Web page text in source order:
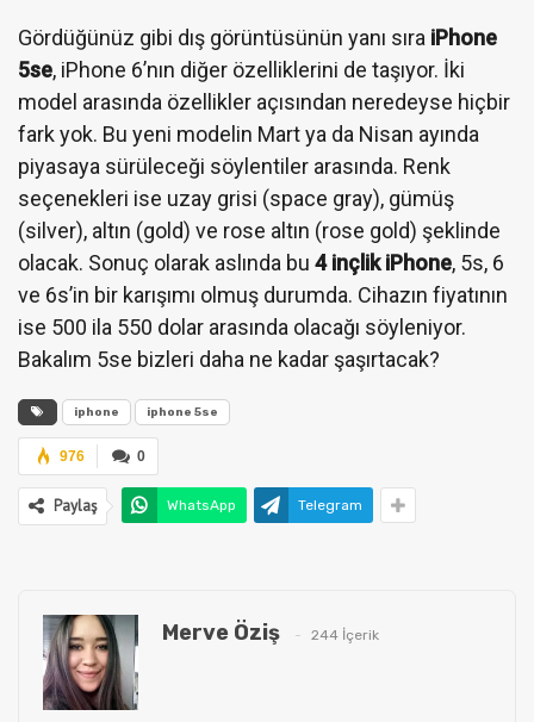
Gördüğünüz gibi dış görüntüsünün yanı sıra iPhone
5se, iPhone 6’nın diğer özelliklerini de taşıyor. İki
model arasında özellikler açısından neredeyse hiçbir
fark yok. Bu yeni modelin Mart ya da Nisan ayında
piyasaya sürüleceği söylentiler arasında. Renk
seçenekleri ise uzay grisi (space gray), gümüş
(silver), altın (gold) ve rose altın (rose gold) şeklinde
olacak. Sonuç olarak aslında bu 4 inçlik iPhone, 5s, 6
ve 6s’in bir karışımı olmuş durumda. Cihazın fiyatının
ise 500 ila 550 dolar arasında olacağı söyleniyor.
Bakalım 5se bizleri daha ne kadar şaşırtacak?
iphone iphone 5se
0
976
Paylaş WhatsApp Telegram
Merve Öziş 244 İçerik